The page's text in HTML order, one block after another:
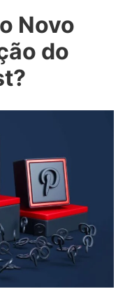
Novo
do